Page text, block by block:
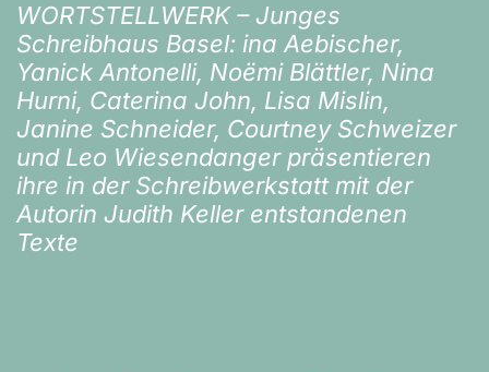
WORTSTELLWERK – Junges
Schreibhaus Basel: ina Aebischer,
Yanick Antonelli, Noëmi Blättler, Nina
Hurni, Caterina John, Lisa Mislin,
Janine Schneider, Courtney Schweizer
und Leo Wiesendanger präsentieren
ihre in der Schreibwerkstatt mit der
Autorin Judith Keller entstandenen
Texte